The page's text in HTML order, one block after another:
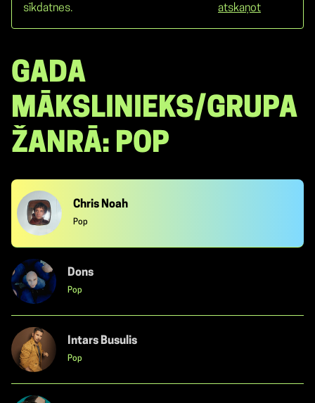
sīkdatnes. atskaņot
GADA
MĀKSLINIEKS/GRUPA
ŽANRĀ: POP
Chris Noah
Pop
Dons
Pop
Intars Busulis
Pop